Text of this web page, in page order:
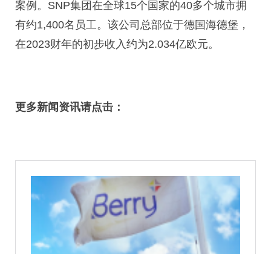
案例。SNP集团在全球15个国家的40多个城市拥
有约1,400名员工。该公司总部位于德国海德堡，
在2023财年的初步收入约为2.034亿欧元。
更多新闻资讯请点击：